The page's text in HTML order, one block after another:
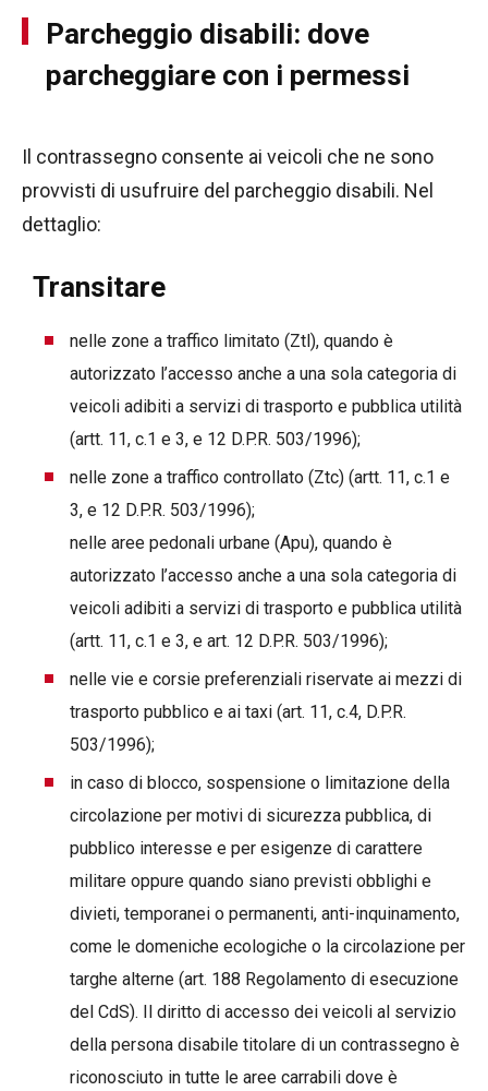
Parcheggio disabili: dove
parcheggiare con i permessi
Il contrassegno consente ai veicoli che ne sono
provvisti di usufruire del parcheggio disabili. Nel
dettaglio:
Transitare
nelle zone a traffico limitato (Ztl), quando è
autorizzato l’accesso anche a una sola categoria di
veicoli adibiti a servizi di trasporto e pubblica utilità
(artt. 11, c.1 e 3, e 12 D.P.R. 503/1996);
nelle zone a traffico controllato (Ztc) (artt. 11, c.1 e
3, e 12 D.P.R. 503/1996);
nelle aree pedonali urbane (Apu), quando è
autorizzato l’accesso anche a una sola categoria di
veicoli adibiti a servizi di trasporto e pubblica utilità
(artt. 11, c.1 e 3, e art. 12 D.P.R. 503/1996);
nelle vie e corsie preferenziali riservate ai mezzi di
trasporto pubblico e ai taxi (art. 11, c.4, D.P.R.
503/1996);
in caso di blocco, sospensione o limitazione della
circolazione per motivi di sicurezza pubblica, di
pubblico interesse e per esigenze di carattere
militare oppure quando siano previsti obblighi e
divieti, temporanei o permanenti, anti-inquinamento,
come le domeniche ecologiche o la circolazione per
targhe alterne (art. 188 Regolamento di esecuzione
del CdS). Il diritto di accesso dei veicoli al servizio
della persona disabile titolare di un contrassegno è
riconosciuto in tutte le aree carrabili dove è